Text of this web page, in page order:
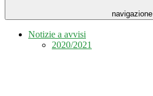
navigazione
Notizie a avvisi
2020/2021